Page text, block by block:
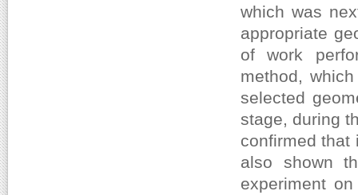
which was
appropriate
of work
method,
selected
stage, during
confirmed that
also shown
experiment